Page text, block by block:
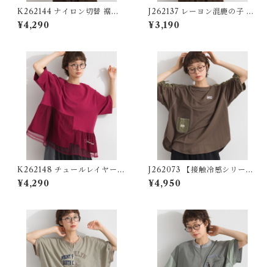
K262144 ナイロン切替 裾ド
ロストプルオーバー / Nylon-
Panel Drawstring-Hem Pul
¥4,290
J262137 レーヨン混鹿の子 異
素材切替コクーンプルオーバ
ー / Rayon-Blend Piqué Mi
¥3,190
K262148 チュールレイヤード
異素材切替プルオーバー / Tul
le-Layered Mixed-Fabric
¥4,290
J262073 【接触冷感シリー
ズ】異素材切替 袖シャーリン
グプルオーバー / Cool-Touc
¥4,950